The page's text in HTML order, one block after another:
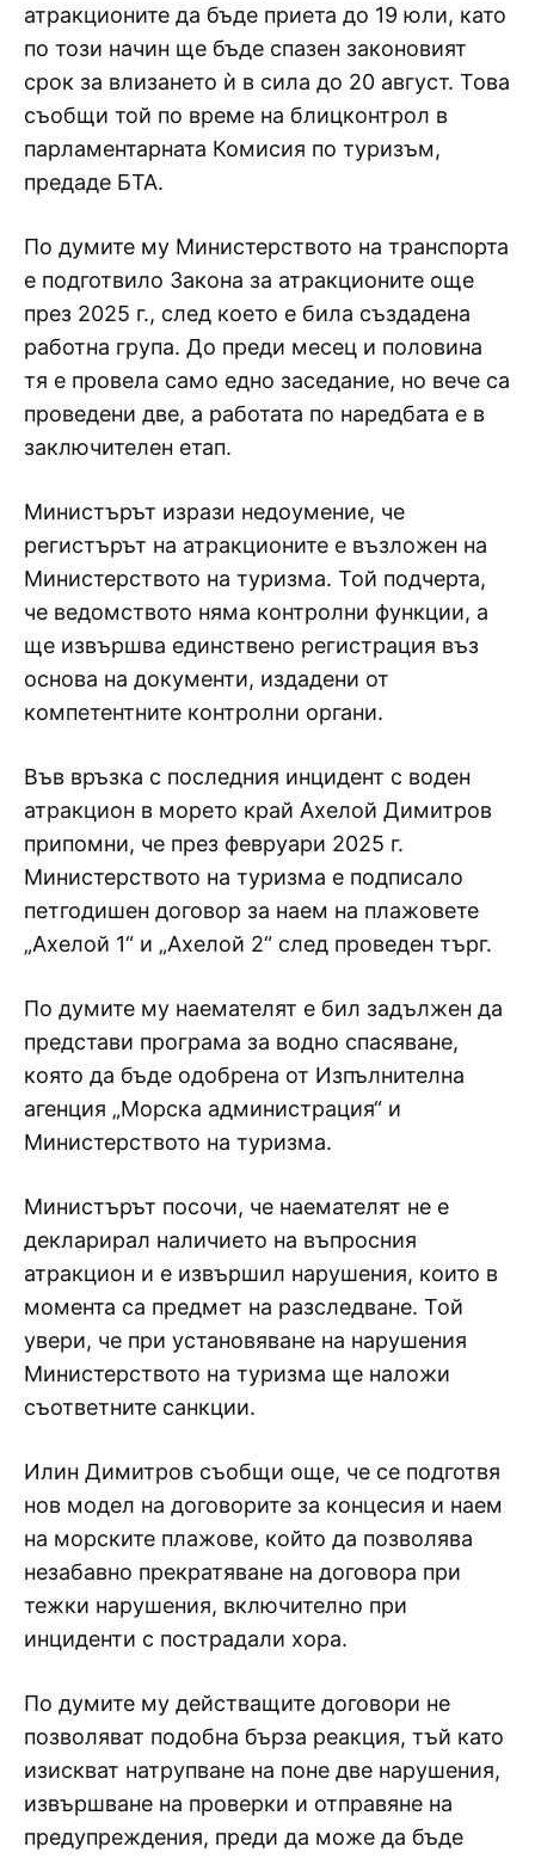
атракционите да бъде приета до 19 юли, като
по този начин ще бъде спазен законовият
срок за влизането ѝ в сила до 20 август. Това
съобщи той по време на блицконтрол в
парламентарната Комисия по туризъм,
предаде БТА.
По думите му Министерството на транспорта
е подготвило Закона за атракционите още
през 2025 г., след което е била създадена
работна група. До преди месец и половина
тя е провела само едно заседание, но вече са
проведени две, а работата по наредбата е в
заключителен етап.
Министърът изрази недоумение, че
регистърът на атракционите е възложен на
Министерството на туризма. Той подчерта,
че ведомството няма контролни функции, а
ще извършва единствено регистрация въз
основа на документи, издадени от
компетентните контролни органи.
Във връзка с последния инцидент с воден
атракцион в морето край Ахелой Димитров
припомни, че през февруари 2025 г.
Министерството на туризма е подписало
петгодишен договор за наем на плажовете
„Ахелой 1“ и „Ахелой 2“ след проведен търг.
По думите му наемателят е бил задължен да
представи програма за водно спасяване,
която да бъде одобрена от Изпълнителна
агенция „Морска администрация“ и
Министерството на туризма.
Министърът посочи, че наемателят не е
декларирал наличието на въпросния
атракцион и е извършил нарушения, които в
момента са предмет на разследване. Той
увери, че при установяване на нарушения
Министерството на туризма ще наложи
съответните санкции.
Илин Димитров съобщи още, че се подготвя
нов модел на договорите за концесия и наем
на морските плажове, който да позволява
незабавно прекратяване на договора при
тежки нарушения, включително при
инциденти с пострадали хора.
По думите му действащите договори не
позволяват подобна бърза реакция, тъй като
изискват натрупване на поне две нарушения,
извършване на проверки и отправяне на
предупреждения, преди да може да бъде